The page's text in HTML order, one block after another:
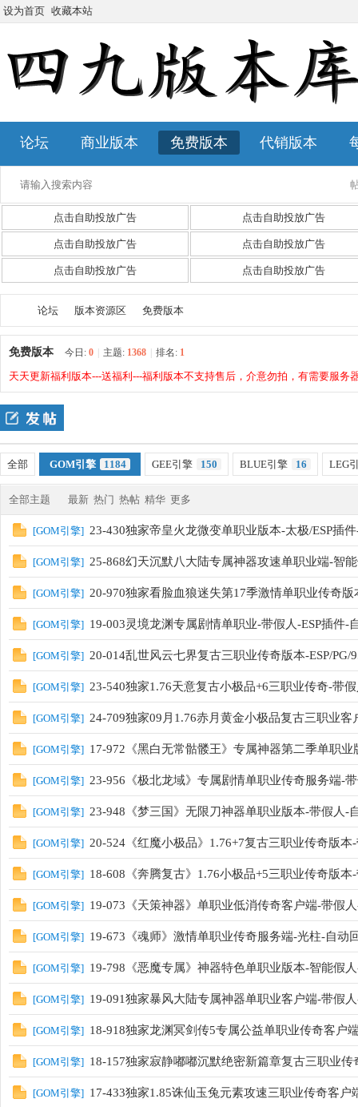
设为首页 收藏本站
论坛 商业版本 免费版本 代销版本
点击自助投放广告 点击自助投放广告
点击自助投放广告 点击自助投放广告
点击自助投放广告 点击自助投放广告
四
九
版
本
»
论坛
›
版本资源区
›
免费版本
免费版本 今日: 0 主题: 1368 排名: 1
天天更新福利版本---送福利---福利版本不支持售后，介意勿拍，有需要服务
全部 GOM引擎 1184 GEE引擎 150 BLUE引擎 16 LEG
全部主题 最新 热门 热帖 精华 更多
[GOM引擎] 23-430独家帝皇火龙微变单职业版本-太极/ESP插
[GOM引擎] 25-868幻天沉默八大陆专属神器攻速单职业端-智
[GOM引擎] 20-970独家看脸血狼迷失第17季激情单职业传奇
[GOM引擎] 19-003灵境龙渊专属剧情单职业-带假人-ESP插件-
[GOM引擎] 20-014乱世风云七界复古三职业传奇版本-ESP/PG/
[GOM引擎] 23-540独家1.76天意复古小极品+6三职业传奇-带
[GOM引擎] 24-709独家09月1.76赤月黄金小极品复古三职业
[GOM引擎] 17-972《黑白无常骷髅王》专属神器第二季单职业
[GOM引擎] 23-956《极北龙域》专属剧情单职业传奇服务端-
[GOM引擎] 23-948《梦三国》无限刀神器单职业版本-带假人-
[GOM引擎] 20-524《红魔小极品》1.76+7复古三职业传奇版本
[GOM引擎] 18-608《奔腾复古》1.76小极品+5三职业传奇版本
[GOM引擎] 19-073《天策神器》单职业低消传奇客户端-带假
[GOM引擎] 19-673《魂师》激情单职业传奇服务端-光柱-自动
[GOM引擎] 19-798《恶魔专属》神器特色单职业版本-智能假
[GOM引擎] 19-091独家暴风大陆专属神器单职业客户端-带假
[GOM引擎] 18-918独家龙渊冥剑传5专属公益单职业传奇客户
[GOM引擎] 18-157独家寂静嘟嘟沉默绝密新篇章复古三职业
[GOM引擎] 17-433独家1.85诛仙玉兔元素攻速三职业传奇客